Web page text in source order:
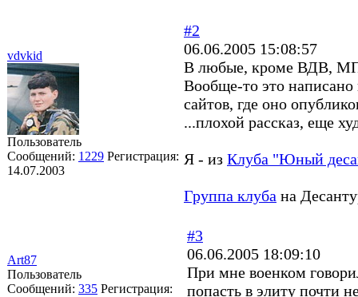
vdvkid
Пользователь
Сообщений: 1229 Регистрация:
14.07.2003
#2
06.06.2005 15:08:57
В любые, кроме ВДВ, МП,
Вообще-то это написано
сайтов, где оно
...плохой рассказ, еще
Я - из Клуба "Юный
Группа клуба на
Art87
Пользователь
Сообщений: 335 Регистрация:
#3
06.06.2005 18:09:10
При мне военком
попасть в элиту почти